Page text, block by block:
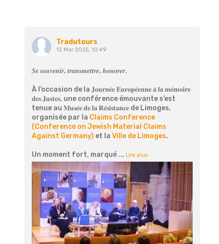
Tradutours
12 Mar 2025, 10:49
𝑺𝒆 𝒔𝒐𝒖𝒗𝒆𝒏𝒊𝒓, 𝒕𝒓𝒂𝒏𝒔𝒎𝒆𝒕𝒕𝒓𝒆, 𝒉𝒐𝒏𝒐𝒓𝒆𝒓.
À l’occasion de la 𝐉𝐨𝐮𝐫𝐧𝐞́𝐞 𝐄𝐮𝐫𝐨𝐩𝐞́𝐞𝐧𝐧𝐞 𝐚̀ 𝐥𝐚 𝐦𝐞́𝐦𝐨𝐢𝐫𝐞
𝐝𝐞𝐬 𝐉𝐮𝐬𝐭𝐞𝐬, une conférence émouvante s’est
tenue au 𝐌𝐮𝐬𝐞́𝐞 𝐝𝐞 𝐥𝐚 𝐑𝐞́𝐬𝐢𝐬𝐭𝐚𝐧𝐜𝐞 de Limoges,
organisée par la Claims Conference
(Conference on Jewish Material Claims
Against Germany) et laVille de Limoges.
Un moment fort, marqué ...Lire plus